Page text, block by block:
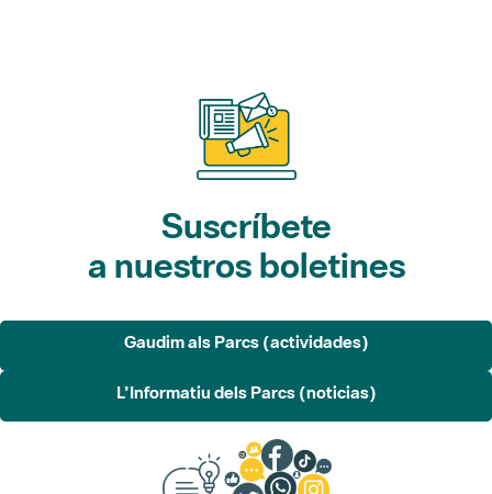
Suscríbete
a nuestros boletines
Gaudim als Parcs (actividades)
L'Informatiu dels Parcs (noticias)